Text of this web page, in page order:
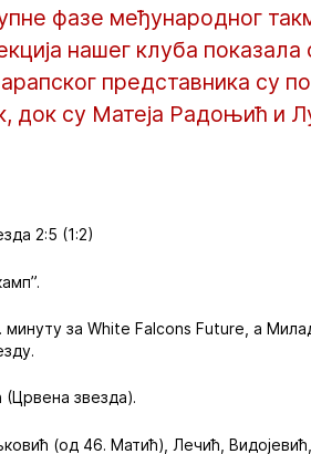
фазе међународног
нашег клуба
представника су
док су Матеја Радоњић и
2:5 (1:2)
за White Falcons Future, а
звезда).
(од 46. Матић), Лечић,